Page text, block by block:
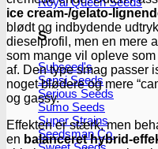
S
Subseed's
Sensi Seeds
Serious Seeds
Sumo Seeds
Super Strains
Seedsman Co.
ice cream-/gelato-
blødt og indbydende
dieselprofil, men en mere
som mange vil opleve
af. Den type smag passer
noget blødere og mere
og gassy.
Effekten er stærk, men
en balanceret hybrid-